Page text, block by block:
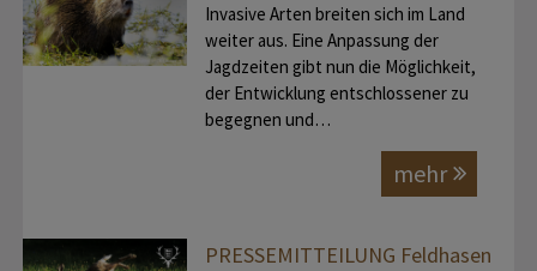
Invasive Arten breiten sich im Land
weiter aus. Eine Anpassung der
Jagdzeiten gibt nun die Möglichkeit,
der Entwicklung entschlossener zu
begegnen und…
mehr
PRESSEMITTEILUNG Feldhasen